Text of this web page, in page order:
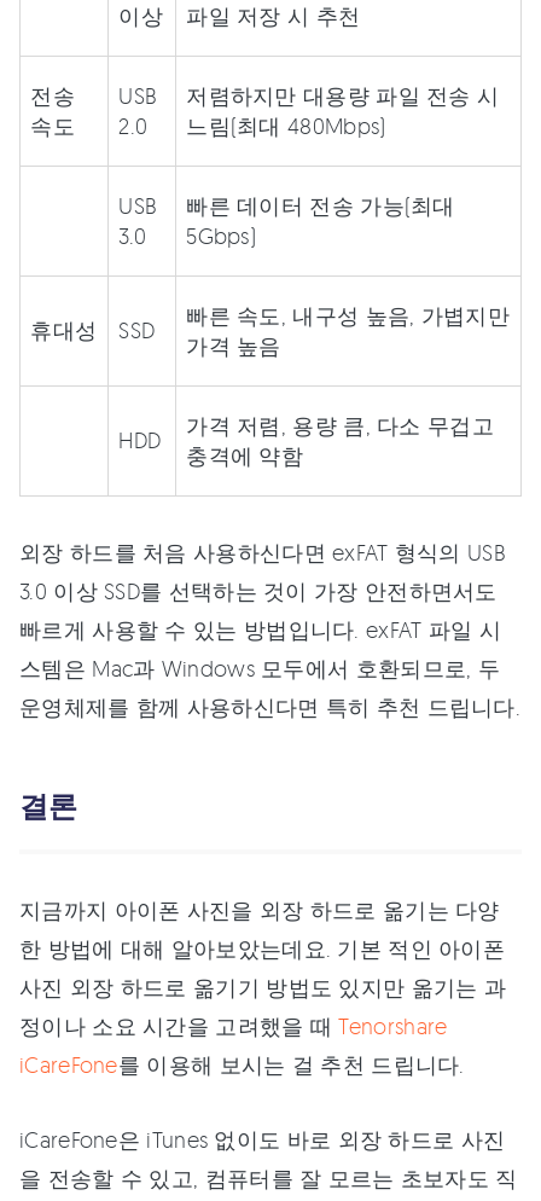
이상
파일 저장 시 추천
전송
속도
USB
2.0
저렴하지만 대용량 파일 전송 시
느림(최대 480Mbps)
USB
3.0
빠른 데이터 전송 가능(최대
5Gbps)
휴대성 SSD
빠른 속도, 내구성 높음, 가볍지만
가격 높음
HDD
가격 저렴, 용량 큼, 다소 무겁고
충격에 약함
외장 하드를 처음 사용하신다면 exFAT 형식의 USB
3.0 이상 SSD를 선택하는 것이 가장 안전하면서도
빠르게 사용할 수 있는 방법입니다. exFAT 파일 시
스템은 Mac과 Windows 모두에서 호환되므로, 두
운영체제를 함께 사용하신다면 특히 추천 드립니다.
결론
지금까지 아이폰 사진을 외장 하드로 옮기는 다양
한 방법에 대해 알아보았는데요. 기본 적인 아이폰
사진 외장 하드로 옮기기 방법도 있지만 옮기는 과
정이나 소요 시간을 고려했을 때Tenorshare
iCareFone를 이용해 보시는 걸 추천 드립니다.
iCareFone은 iTunes 없이도 바로 외장 하드로 사진
을 전송할 수 있고, 컴퓨터를 잘 모르는 초보자도 직